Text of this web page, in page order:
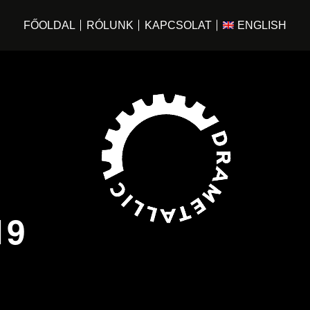
FŐOLDAL RÓLUNK KAPCSOLAT ENGLISH